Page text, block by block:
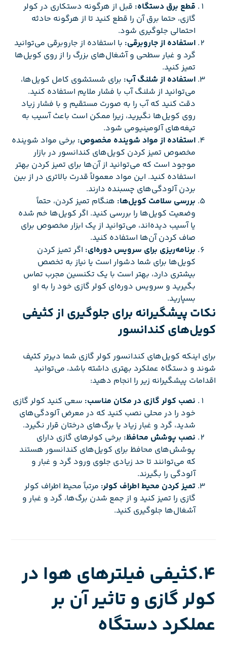
قطع برق دستگاه: قبل از هرگونه دستکاری در کولر
گازی، حتما برق آن را قطع کنید تا از هرگونه حادثه
احتمالی جلوگیری شود.
استفاده از جاروبرقی: با استفاده از جاروبرقی می‌توانید
گرد و غبار سطحی و آشغال‌های بزرگ را از روی کویل‌ها
تمیز کنید.
استفاده از شلنگ آب: برای شستشوی کامل کویل‌ها،
می‌توانید از شلنگ آب با فشار ملایم استفاده کنید.
دقت کنید که آب را به صورت مستقیم و با فشار زیاد
روی کویل‌ها نگیرید، زیرا ممکن است باعث آسیب به
تیغه‌های آلومینیومی شود.
استفاده از مواد شوینده مخصوص: برخی مواد شوینده
مخصوص تمیز کردن کویل‌های کندانسور در بازار
موجود است که می‌توانید از آن‌ها برای تمیز کردن بهتر
استفاده کنید. این مواد معمولاً قدرت بالاتری در از بین
بردن آلودگی‌های چسبنده دارند.
بررسی سلامت کویل‌ها: هنگام تمیز کردن، حتماً
وضعیت کویل‌ها را بررسی کنید. اگر کویل‌ها خم شده
یا آسیب دیده‌اند، می‌توانید از یک ابزار مخصوص برای
صاف کردن آن‌ها استفاده کنید.
برنامه‌ریزی برای سرویس دوره‌ای: اگر تمیز کردن
کویل‌ها برای شما دشوار است یا نیاز به تخصص
بیشتری دارد، بهتر است با یک تکنسین مجرب تماس
بگیرید و سرویس دوره‌ای کولر گازی خود را به او
بسپارید.
نکات پیشگیرانه برای جلوگیری از کثیفی
کویل‌های کندانسور
برای اینکه کویل‌های کندانسور کولر گازی شما دیرتر کثیف
شوند و دستگاه عملکرد بهتری داشته باشد، می‌توانید
اقدامات پیشگیرانه زیر را انجام دهید:
نصب کولر گازی در مکان مناسب: سعی کنید کولر گازی
خود را در محلی نصب کنید که در معرض آلودگی‌های
شدید، گرد و غبار زیاد یا برگ‌های درختان قرار نگیرد.
نصب پوشش محافظ: برخی کولرهای گازی دارای
پوشش‌های محافظ برای کویل‌های کندانسور هستند
که می‌توانند تا حد زیادی جلوی ورود گرد و غبار و
آلودگی را بگیرند.
تمیز کردن محیط اطراف کولر: مرتباً محیط اطراف کولر
گازی را تمیز کنید و از جمع شدن برگ‌ها، گرد و غبار و
آشغال‌ها جلوگیری کنید.
4.کثیفی فیلترهای هوا در
کولر گازی و تاثیر آن بر
عملکرد دستگاه